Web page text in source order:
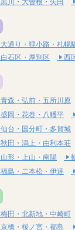
黒川・大曽根・矢田
大通り・狸小路・札幌
白石区・厚別区
西
青森・弘前・五所川原
盛岡・花巻・八幡平
仙台・国分町・多賀城
秋田・潟上・由利本荘
山形・上山・南陽
福島・二本松・伊達
梅田・北新地・中崎町
京橋・桜ノ宮・都島